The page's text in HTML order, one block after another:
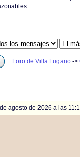
Foro de Villa Lugano ->
agosto de 2026 a las